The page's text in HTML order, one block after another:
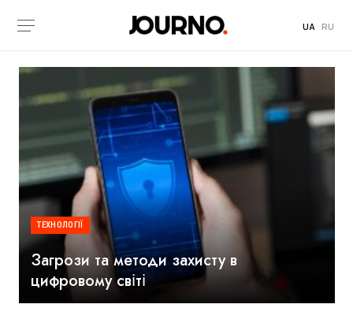
UA RU
ТЕХНОЛОГІЇ
Загрози та методи захисту в
цифровому світі